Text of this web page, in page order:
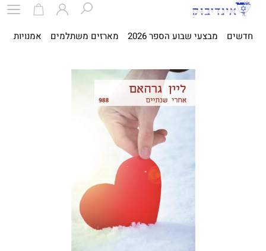
חדשים מבצעי שבוע הספר 2026 מארזים משתלמים אמנויות